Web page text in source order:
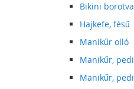
Bikini borotva
Hajkefe, fésű
Manikűr olló
Manikűr,
Manikűr,